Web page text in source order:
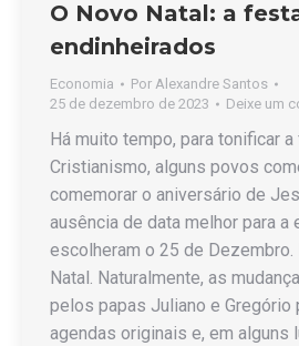
O Novo Natal: a
endinheirados
Economia Por Alexandre Santos
25 de dezembro de 2023
Deixe um
Há muito tempo, para tonificar
Cristianismo, alguns povos
comemorar o aniversário de
ausência de data melhor para a
escolheram o 25 de Dezembro.
Natal. Naturalmente, as
pelos papas Juliano e Gregório
agendas originais e, em alguns